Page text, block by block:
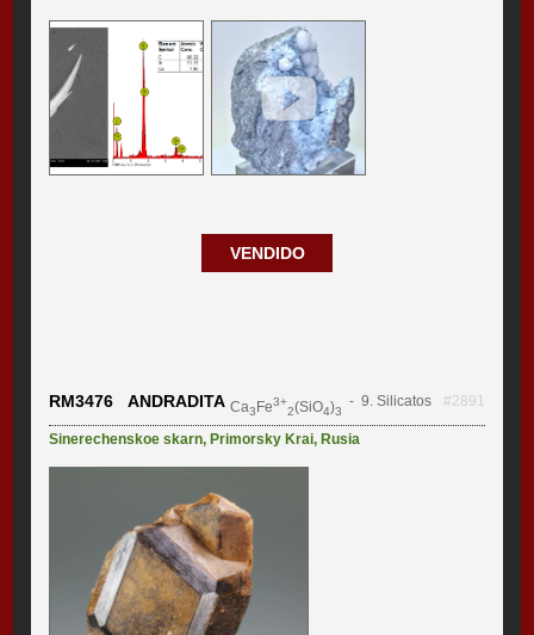
VENDIDO
RM3476 ANDRADITA Ca3Fe3+
2(SiO4)3
- 9. Silicatos #2891
Sinerechenskoe skarn, Primorsky Krai, Rusia